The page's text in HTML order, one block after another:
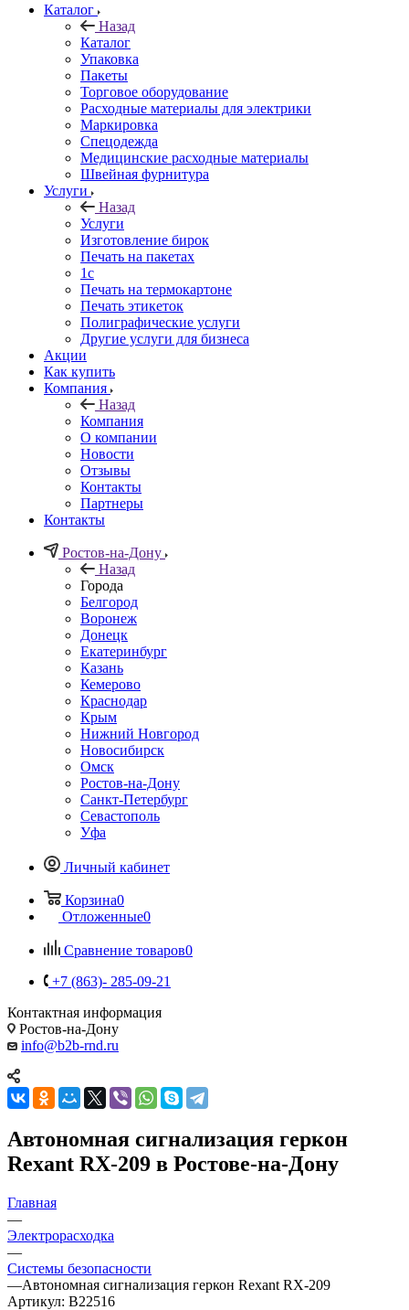
Каталог
Назад
Каталог
Упаковка
Пакеты
Торговое оборудование
Расходные материалы для электрики
Маркировка
Спецодежда
Медицинские расходные материалы
Швейная фурнитура
Услуги
Назад
Услуги
Изготовление бирок
Печать на пакетах
1c
Печать на термокартоне
Печать этикеток
Полиграфические услуги
Другие услуги для бизнеса
Акции
Как купить
Компания
Назад
Компания
О компании
Новости
Отзывы
Контакты
Партнеры
Контакты
Ростов-на-Дону
Назад
Города
Белгород
Воронеж
Донецк
Екатеринбург
Казань
Кемерово
Краснодар
Крым
Нижний Новгород
Новосибирск
Омск
Ростов-на-Дону
Санкт-Петербург
Севастополь
Уфа
Личный кабинет
Корзина0
Отложенные0
Сравнение товаров0
+7 (863)- 285-09-21
Контактная информация
Ростов-на-Дону
info@b2b-rnd.ru
Автономная сигнализация геркон
Rexant RX-209 в Ростове-на-Дону
Главная
—
Электрорасходка
—
Системы безопасности
—Автономная сигнализация геркон Rexant RX-209
Артикул: B22516